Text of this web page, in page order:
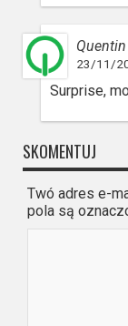
Quentin
23/11/
Surprise,
SKOMENTUJ
Twó adres e-
pola są